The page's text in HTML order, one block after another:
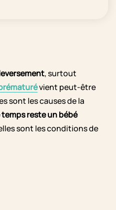
, surtout
vient peut-être
sont les causes de la
reste un bébé
sont les conditions de